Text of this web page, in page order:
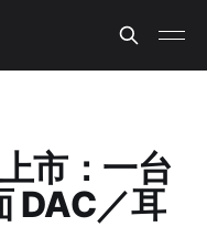
市：一台
DAC／耳